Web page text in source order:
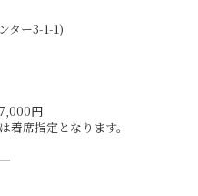
ター3-1-1)
円
席指定となります。